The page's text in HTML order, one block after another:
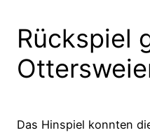
Rückspiel
Das Hinspiel konnten